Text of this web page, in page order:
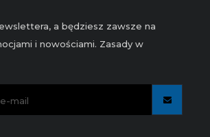
a będziesz zawsze na
i nowościami. Zasady w